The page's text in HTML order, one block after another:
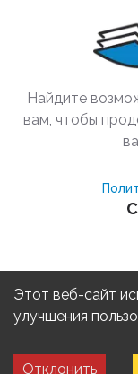
Найдите
вам, чтобы
©
Freedom Degree, Inc.
Этот веб-сайт
улучшения
Отклонить